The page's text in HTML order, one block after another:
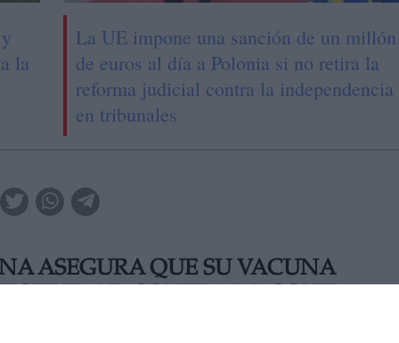
la
La UE impone una sanción de un millón
de euros al día a Polonia si no retira la
reforma judicial contra la independencia
en tribunales
ASEGURA QUE SU VACUNA